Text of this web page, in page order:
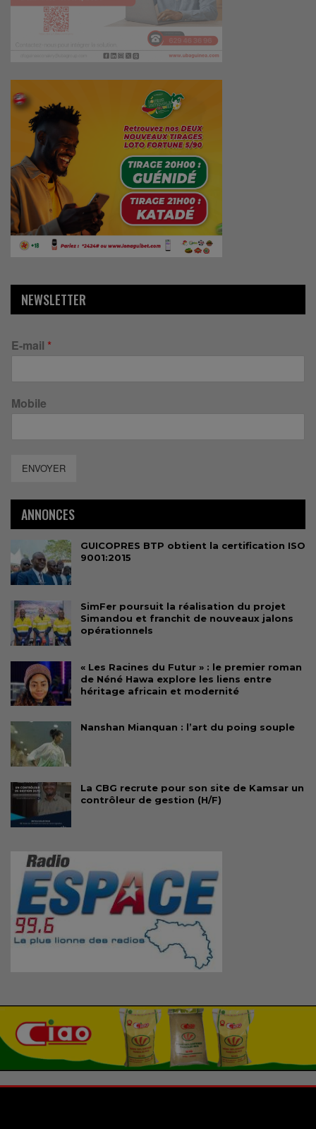
NEWSLETTER
E-mail *
Mobile
ENVOYER
ANNONCES
GUICOPRES BTP obtient la certification ISO
9001:2015
SimFer poursuit la réalisation du projet
Simandou et franchit de nouveaux jalons
opérationnels
« Les Racines du Futur » : le premier roman
de Néné Hawa explore les liens entre
héritage africain et modernité
Nanshan Mianquan : l’art du poing souple
La CBG recrute pour son site de Kamsar un
contrôleur de gestion (H/F)